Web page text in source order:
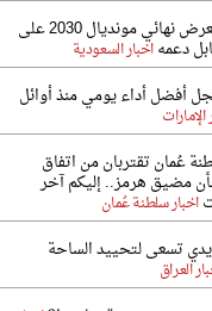
إنفانتينو يعرض نهائي مونديال 2030 على
دعمهاخبار السعودية
أفضل أداء يومي منذ أوائل
الإمارات
عُمان تقتربان من اتفاق
مضيق هرمز.. إليكم آخر
اخبار سلطنة عُمان
تسعى لتحييد الساحة
العراق